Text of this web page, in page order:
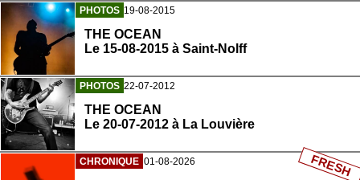
PHOTOS 19-08-2015
THE OCEAN
Le 15-08-2015 à Saint-Nolff
PHOTOS 22-07-2012
THE OCEAN
Le 20-07-2012 à La Louvière
CHRONIQUE 01-08-2026 FRESH